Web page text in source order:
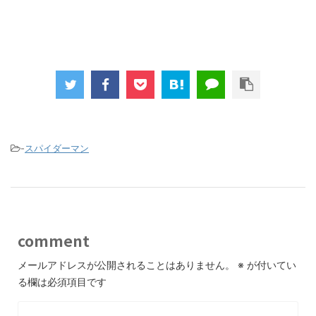
-スパイダーマン
comment
メールアドレスが公開されることはありません。 ※ が付いてい
る欄は必須項目です